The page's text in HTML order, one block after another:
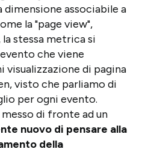
dimensione associabile a
la "page view",
stessa metrica si
che viene
visualizzazione di pagina
visto che parliamo di
per ogni evento.
di fronte ad un
nuovo di pensare alla
della